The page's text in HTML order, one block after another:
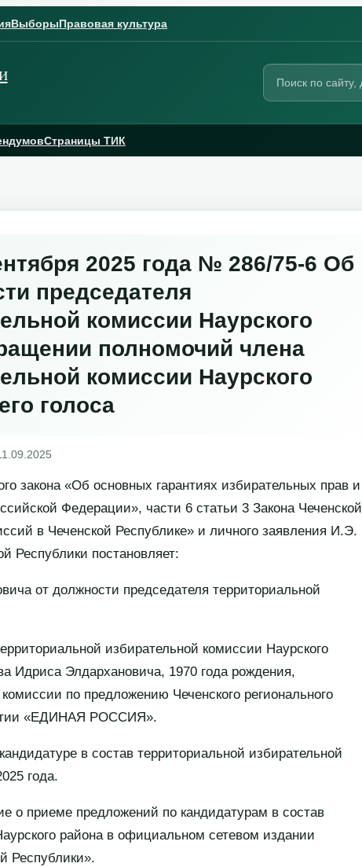
ВыборыПравовая культура
Поиск
сайту
Страницы ТИК
2025 года № 286/75-6 Об
председателя
комиссии Наурского
полномочий члена
комиссии Наурского
голоса
закона «Об основных гарантиях избирательных прав и
Федерации», части 6 статьи 3 Закона Чеченской
в Чеченской Республике» и личного заявления И.Э.
Республики постановляет:
от должности председателя территориальной
избирательной комиссии Наурского
Идриса Элдархановича, 1970 года рождения,
по предложению Чеченского регионального
«ЕДИНАЯ РОССИЯ».
в состав территориальной избирательной
года.
о приеме предложений по кандидатурам в состав
района в официальном сетевом издании
Республики».